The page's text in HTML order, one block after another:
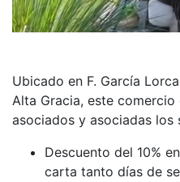
Ubicado en F. García
Alta Gracia, este
asociados y asociadas los
Descuento del 10%
carta tanto días de